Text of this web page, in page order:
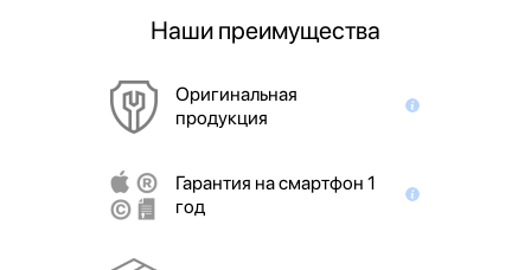
Наши преимущества
Оригинальная
продукция
Гарантия на смартфон 1
год